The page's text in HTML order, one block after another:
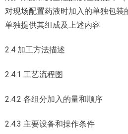
对现场配置药液时加入的单独包装
单独提供其组成及上述内容
2.4 加工方法描述
2.4.1 工艺流程图
2.4.2 各组分加入的量和顺序
2.4.3 主要设备和操作条件